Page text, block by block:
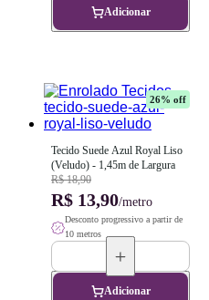
Adicionar
26% off
Tecido Suede Azul Royal Liso
(Veludo) - 1,45m de Largura
R$ 18,90
R$ 13,90/metro
Desconto progressivo a partir de
10 metros
Adicionar